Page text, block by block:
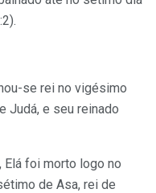
se rei no vigésimo
Judá, e seu reinado
foi morto logo no
de Asa, rei de